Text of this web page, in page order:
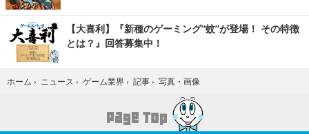
【大喜利】『新種のゲーミング“蚊”が登場！ その特徴
とは？』回答募集中！
ホーム › ニュース › ゲーム業界 › 記事 › 写真・画像